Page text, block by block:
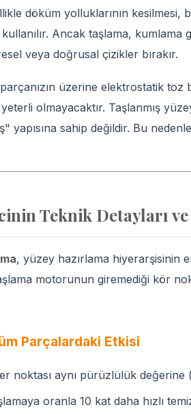
döküm yolluklarının kesilmesi,
Ancak taşlama,
veya doğrusal çizikler bırakır.
üzerine elektrostatik
olmayacaktır. Taşlanmış
yapısına sahip değildir. Bu
Teknik Detayları
, yüzey hazırlama hiyerarşisinin
motorunun giremediği kör
Parçalardaki Etkisi
noktası aynı pürüzlülük
oranla 10 kat daha hızlı